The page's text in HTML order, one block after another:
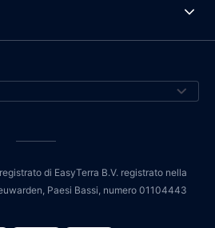
di EasyTerra B.V. registrato nella
Paesi Bassi, numero 01104443